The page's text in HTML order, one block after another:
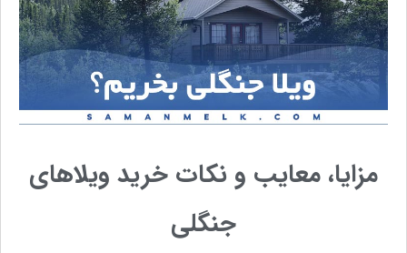
مزایا، معایب و نکات خرید ویلاهای
جنگلی